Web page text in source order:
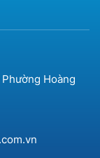
Hoàng